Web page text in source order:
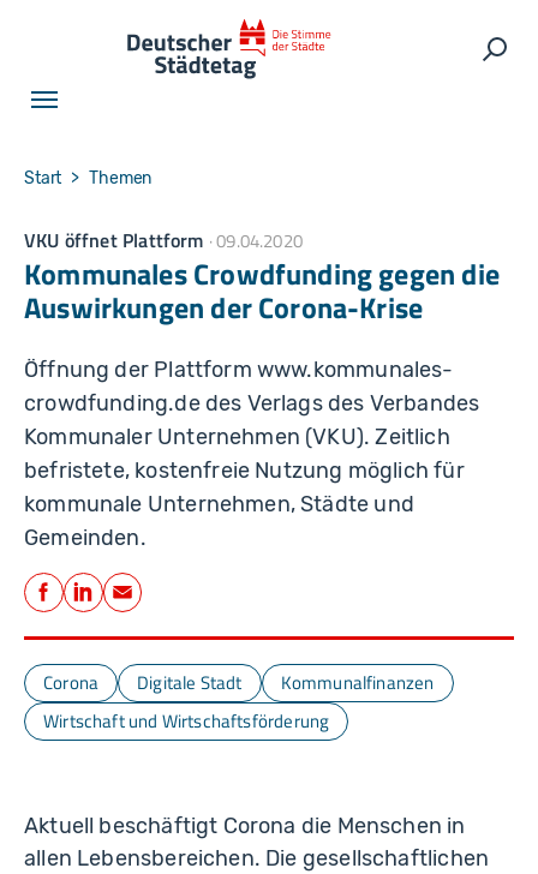
You are here:
Start Themen
VKU öffnet Plattform 09.04.2020
Kommunales Crowdfunding gegen die
Auswirkungen der Corona-Krise
Öffnung der Plattform www.kommunales-
crowdfunding.de des Verlags des Verbandes
Kommunaler Unternehmen (VKU). Zeitlich
befristete, kostenfreie Nutzung möglich für
kommunale Unternehmen, Städte und
Gemeinden.
Teilen
Facebook
LinkedIn
E-Mail
Corona Digitale Stadt
Kommunalfinanzen
Wirtschaft und Wirtschaftsförderung
Aktuell beschäftigt Corona die Menschen in
allen Lebensbereichen. Die gesellschaftlichen